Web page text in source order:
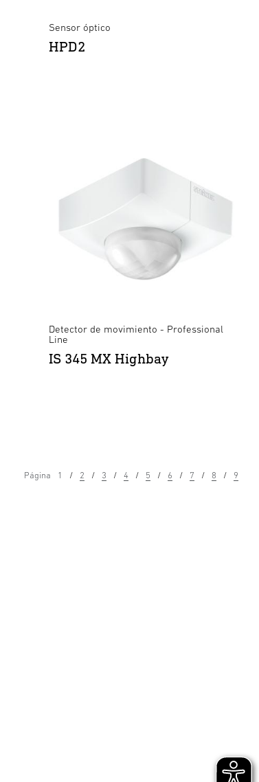
Sensor óptico
HPD2
Detector de movimiento - Professional
Line
IS 345 MX Highbay
Página 1 2 3 4 5 6 7 8 9